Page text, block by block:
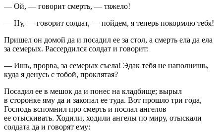
— Ой, — говорит смерть, — тяжело!
— Ну, — говорит солдат, — пойдем, я теперь покормлю тебя!
Пришел он домой да и посадил ее за стол, а смерть ела да ела
за семерых. Рассердился солдат и говорит:
— Ишь, прорва, за семерых съела! Эдак тебя не наполнишь,
куда я денусь с тобой, проклятая?
Посадил ее в мешок да и понес на кладбище; вырыл
в сторонке яму да и закопал ее туда. Вот прошло три года,
Господь вспомнил про смерть и послал ангелов
ее отыскивать. Ходили, ходили ангелы по миру, отыскали
солдата да и говорят ему: